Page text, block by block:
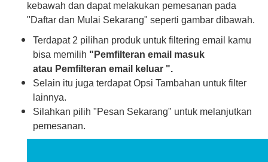
kebawah dan dapat melakukan pemesanan pada
"Daftar dan Mulai Sekarang" seperti gambar dibawah.
Terdapat 2 pilihan produk untuk filtering email kamu
bisa memilih "Pemfilteran email masuk
atau Pemfilteran email keluar ".
Selain itu juga terdapat Opsi Tambahan untuk filter
lainnya.
Silahkan pilih "Pesan Sekarang" untuk melanjutkan
pemesanan.